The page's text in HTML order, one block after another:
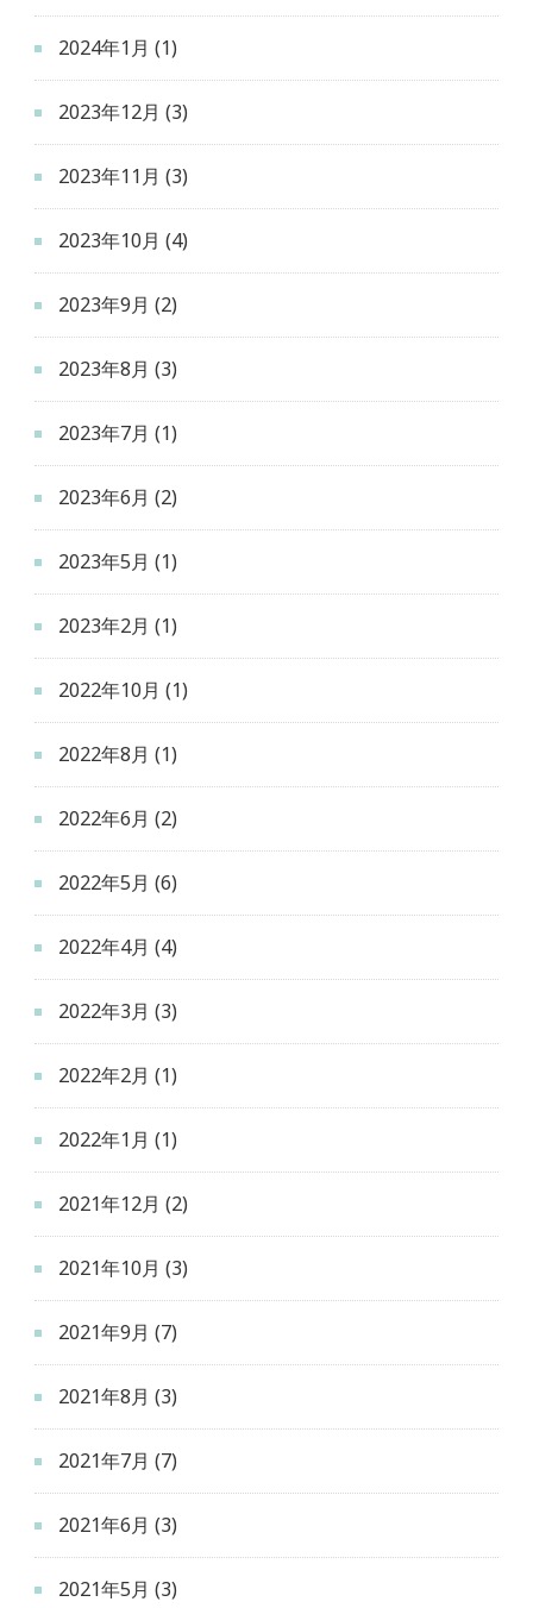
2024年1月 (1)
2023年12月 (3)
2023年11月 (3)
2023年10月 (4)
2023年9月 (2)
2023年8月 (3)
2023年7月 (1)
2023年6月 (2)
2023年5月 (1)
2023年2月 (1)
2022年10月 (1)
2022年8月 (1)
2022年6月 (2)
2022年5月 (6)
2022年4月 (4)
2022年3月 (3)
2022年2月 (1)
2022年1月 (1)
2021年12月 (2)
2021年10月 (3)
2021年9月 (7)
2021年8月 (3)
2021年7月 (7)
2021年6月 (3)
2021年5月 (3)